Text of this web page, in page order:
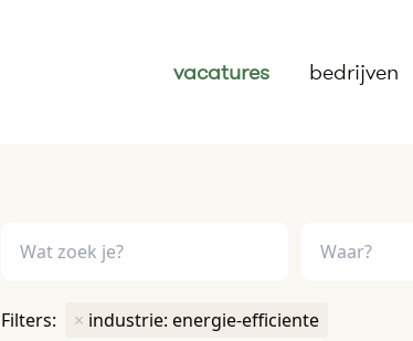
vacatures bedrijven
Filters: × industrie: energie-efficiente